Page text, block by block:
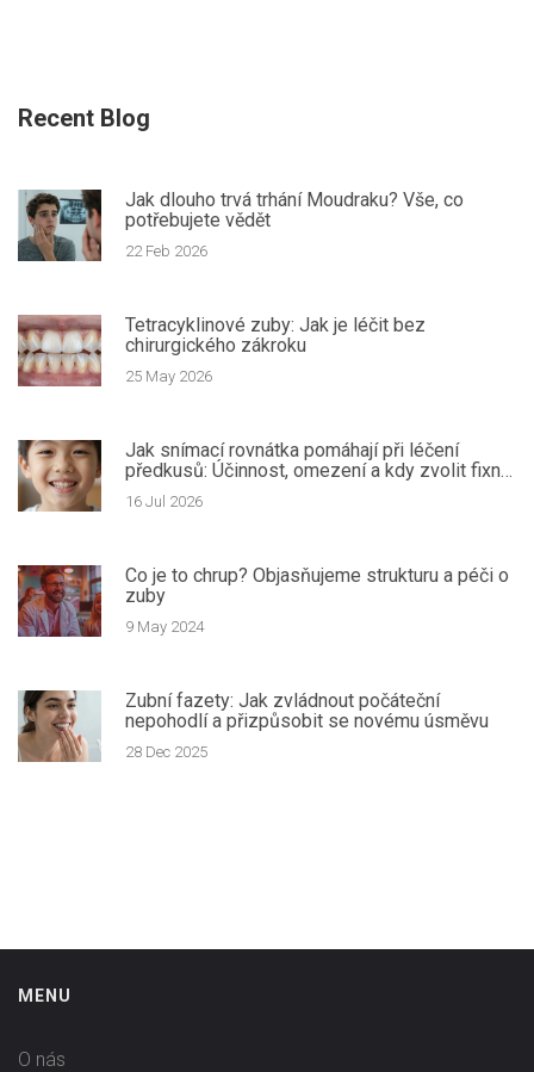
Recent Blog
Jak dlouho trvá trhání Moudraku? Vše, co
potřebujete vědět
22 Feb 2026
Tetracyklinové zuby: Jak je léčit bez
chirurgického zákroku
25 May 2026
Jak snímací rovnátka pomáhají při léčení
předkusů: Účinnost, omezení a kdy zvolit fixní
aparaturu
16 Jul 2026
Co je to chrup? Objasňujeme strukturu a péči o
zuby
9 May 2024
Zubní fazety: Jak zvládnout počáteční
nepohodlí a přizpůsobit se novému úsměvu
28 Dec 2025
MENU
O nás